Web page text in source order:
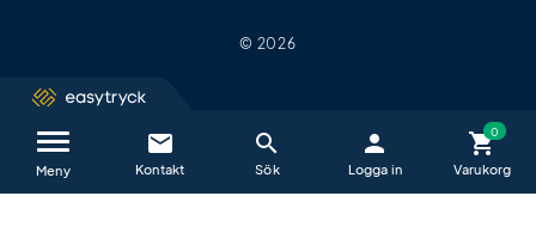
Kontakta oss / FAQ close
© 2026
Meny
email search person shopping_cart